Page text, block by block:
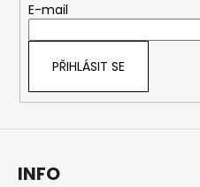
E-mail
PŘIHLÁSIT SE
INFO